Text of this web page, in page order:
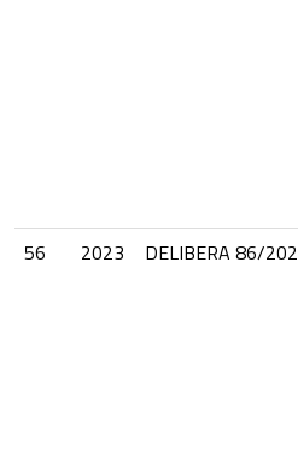
56
2023 DELIBERA 86/202